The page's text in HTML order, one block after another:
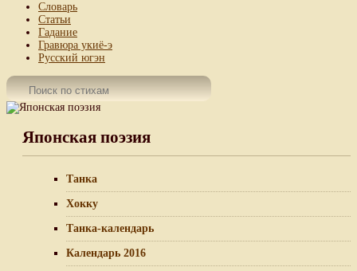
Словарь
Статьи
Гадание
Гравюра укиё-э
Русский югэн
Японская поэзия
Танка
Хокку
Танка-календарь
Календарь 2016